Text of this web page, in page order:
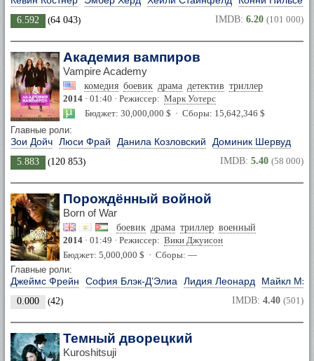
6.592 (64 043) IMDB: 6.20 (101 000)
Академия вампиров
Vampire Academy
комедия боевик драма детектив триллер
2014 · 01:40 · Режиссер: Марк Уотерс
Бюджет: 30,000,000 $ · Сборы: 15,642,346 $
Главные роли:
Зои Дойч Люси Фрай Данила Козловский Доминик Шервуд
5.883 (120 853) IMDB: 5.40 (58 000)
Порождённый войной
Born of War
боевик драма триллер военный
2014 · 01:49 · Режиссер: Вики Джуисон
Бюджет: 5,000,000 $ · Сборы: —
Главные роли:
Джеймс Фрейн София Блэк-Д’Элиа Лидия Леонард Майкл
0.000 (42) IMDB: 4.40 (501)
Темный дворецкий
Kuroshitsuji